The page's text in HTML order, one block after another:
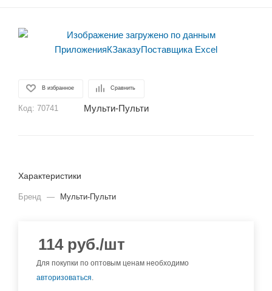
В избранное Сравнить
Код: 70741 Мульти-Пульти
Характеристики
Бренд — Мульти-Пульти
114руб./шт
Для покупки по оптовым ценам необходимо
авторизоваться.